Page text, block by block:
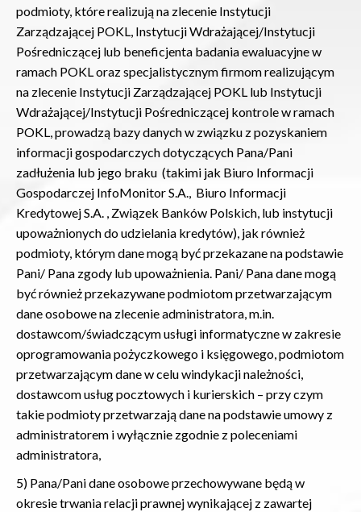
podmioty, które realizują na zlecenie Instytucji
Zarządzającej POKL, Instytucji Wdrażającej/Instytucji
Pośredniczącej lub beneficjenta badania ewaluacyjne w
ramach POKL oraz specjalistycznym firmom realizującym
na zlecenie Instytucji Zarządzającej POKL lub Instytucji
Wdrażającej/Instytucji Pośredniczącej kontrole w ramach
POKL, prowadzą bazy danych w związku z pozyskaniem
informacji gospodarczych dotyczących Pana/Pani
zadłużenia lub jego braku (takimi jak Biuro Informacji
Gospodarczej InfoMonitor S.A., Biuro Informacji
Kredytowej S.A. , Związek Banków Polskich, lub instytucji
upoważnionych do udzielania kredytów), jak również
podmioty, którym dane mogą być przekazane na podstawie
Pani/ Pana zgody lub upoważnienia. Pani/ Pana dane mogą
być również przekazywane podmiotom przetwarzającym
dane osobowe na zlecenie administratora, m.in.
dostawcom/świadczącym usługi informatyczne w zakresie
oprogramowania pożyczkowego i księgowego, podmiotom
przetwarzającym dane w celu windykacji należności,
dostawcom usług pocztowych i kurierskich – przy czym
takie podmioty przetwarzają dane na podstawie umowy z
administratorem i wyłącznie zgodnie z poleceniami
administratora,
5) Pana/Pani dane osobowe przechowywane będą w
okresie trwania relacji prawnej wynikającej z zawartej